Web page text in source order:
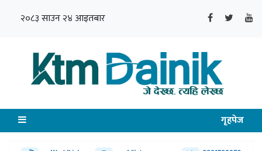
२०८३ साउन २४ आइतबार
गृहपेज